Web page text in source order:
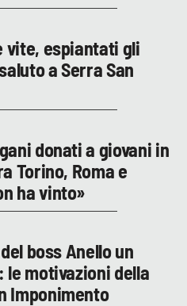
vite, espiantati gli
a Serra San
donati a giovani in
Torino, Roma e
ha vinto»
boss Anello un
le motivazioni della
Imponimento